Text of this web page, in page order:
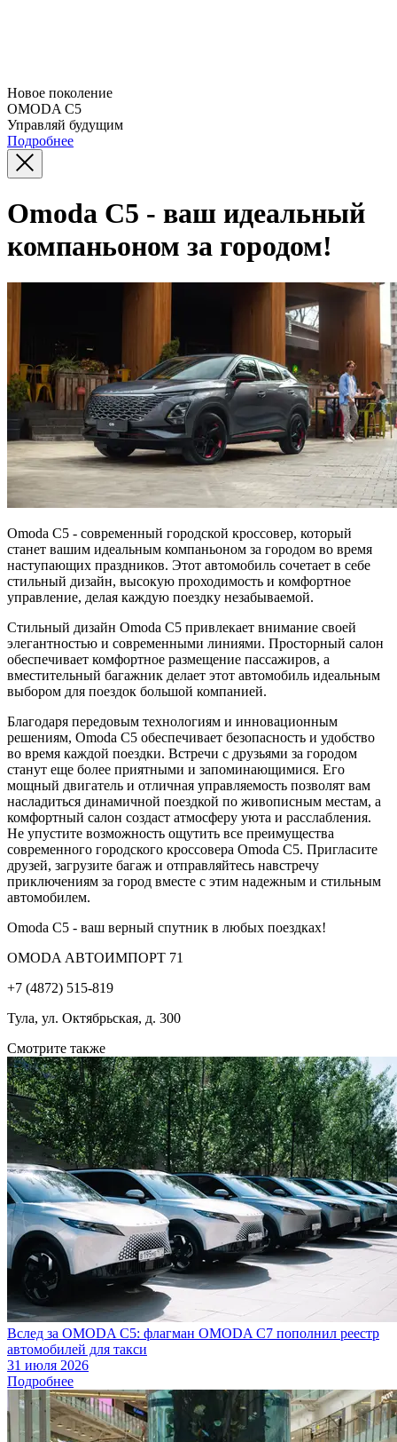
Новое поколение
OMODA C5
Управляй будущим
Подробнее
Omoda C5 - ваш идеальный
компаньоном за городом!
Omoda C5 - современный городской кроссовер, который
станет вашим идеальным компаньоном за городом во время
наступающих праздников. Этот автомобиль сочетает в себе
стильный дизайн, высокую проходимость и комфортное
управление, делая каждую поездку незабываемой.
Стильный дизайн Omoda C5 привлекает внимание своей
элегантностью и современными линиями. Просторный салон
обеспечивает комфортное размещение пассажиров, а
вместительный багажник делает этот автомобиль идеальным
выбором для поездок большой компанией.
Благодаря передовым технологиям и инновационным
решениям, Omoda C5 обеспечивает безопасность и удобство
во время каждой поездки. Встречи с друзьями за городом
станут еще более приятными и запоминающимися. Его
мощный двигатель и отличная управляемость позволят вам
насладиться динамичной поездкой по живописным местам, а
комфортный салон создаст атмосферу уюта и расслабления.
Не упустите возможность ощутить все преимущества
современного городского кроссовера Omoda C5. Пригласите
друзей, загрузите багаж и отправляйтесь навстречу
приключениям за город вместе с этим надежным и стильным
автомобилем.
Оmoda C5 - ваш верный спутник в любых поездках!
OMODA АВТОИМПОРТ 71
+7 (4872) 515-819
Тула, ул. Октябрьская, д. 300
Смотрите также
Вслед за OMODA C5: флагман OMODA C7 пополнил реестр
автомобилей для такси
31 июля 2026
Подробнее